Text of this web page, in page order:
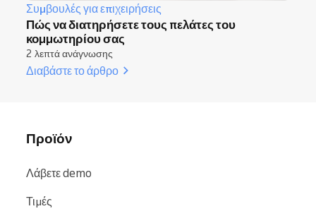
Συμβουλές για επιχειρήσεις
Πώς να διατηρήσετε τους πελάτες του
κομμωτηρίου σας
2 λεπτά ανάγνωσης
Διαβάστε το άρθρο
Προϊόν
Λάβετε demo
Τιμές